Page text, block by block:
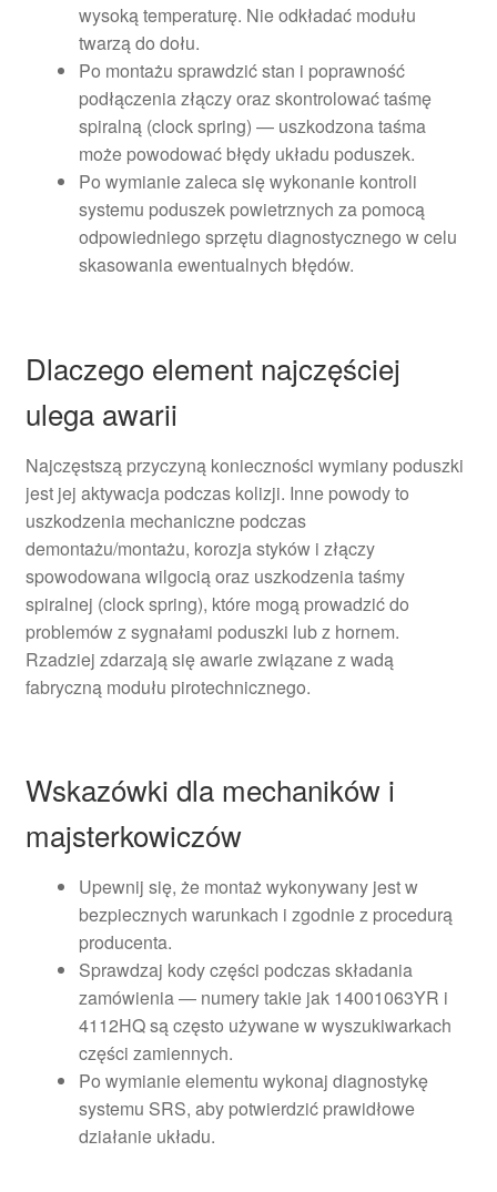
wysoką temperaturę. Nie odkładać modułu
twarzą do dołu.
Po montażu sprawdzić stan i poprawność
podłączenia złączy oraz skontrolować taśmę
spiralną (clock spring) — uszkodzona taśma
może powodować błędy układu poduszek.
Po wymianie zaleca się wykonanie kontroli
systemu poduszek powietrznych za pomocą
odpowiedniego sprzętu diagnostycznego w celu
skasowania ewentualnych błędów.
Dlaczego element najczęściej
ulega awarii
Najczęstszą przyczyną konieczności wymiany poduszki
jest jej aktywacja podczas kolizji. Inne powody to
uszkodzenia mechaniczne podczas
demontażu/montażu, korozja styków i złączy
spowodowana wilgocią oraz uszkodzenia taśmy
spiralnej (clock spring), które mogą prowadzić do
problemów z sygnałami poduszki lub z hornem.
Rzadziej zdarzają się awarie związane z wadą
fabryczną modułu pirotechnicznego.
Wskazówki dla mechaników i
majsterkowiczów
Upewnij się, że montaż wykonywany jest w
bezpiecznych warunkach i zgodnie z procedurą
producenta.
Sprawdzaj kody części podczas składania
zamówienia — numery takie jak 14001063YR i
4112HQ są często używane w wyszukiwarkach
części zamiennych.
Po wymianie elementu wykonaj diagnostykę
systemu SRS, aby potwierdzić prawidłowe
działanie układu.